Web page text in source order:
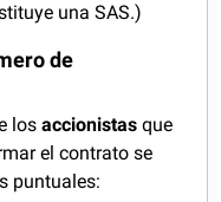
una SAS.)
de
los accionistas que
el contrato se
puntuales: